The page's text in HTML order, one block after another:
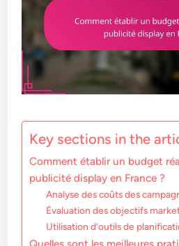
Key sections in the
Comment établir un budget
publicité display en France ?
Analyse des coûts des
Évaluation des objectifs
Utilisation d’outils de